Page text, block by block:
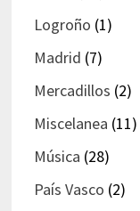
Logroño (1)
Madrid (7)
Mercadillos (2)
Miscelanea (11)
Música (28)
País Vasco (2)